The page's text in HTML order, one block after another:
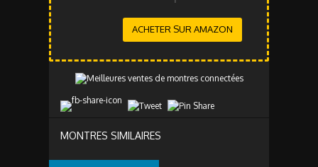
ACHETER SUR AMAZON
MONTRES SIMILAIRES